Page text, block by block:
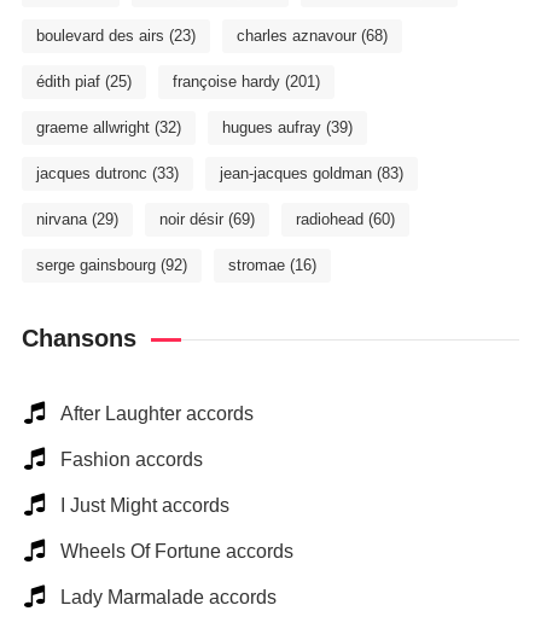
boulevard des airs (23) charles aznavour(68)
édith piaf(25) françoise hardy(201)
graeme allwright(32) hugues aufray(39)
jacques dutronc (33) jean-jacques goldman(83)
nirvana(29) noir désir(69) radiohead (60)
serge gainsbourg(92) stromae(16)
Chansons
After Laughter accords
Fashion accords
I Just Might accords
Wheels Of Fortune accords
Lady Marmalade accords